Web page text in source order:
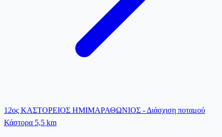
12ος ΚΑΣΤΟΡΕΙΟΣ ΗΜΙΜΑΡΑΘΩΝΙΟΣ - Διάσχιση ποταμού
Κάστορα 5,5 km